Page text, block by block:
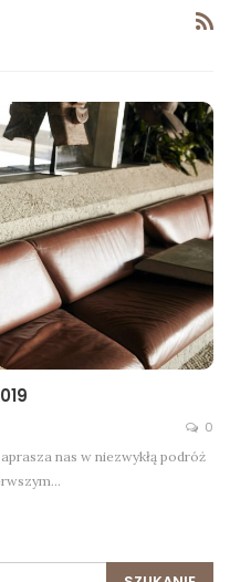
0
nas w niezwykłą podróż